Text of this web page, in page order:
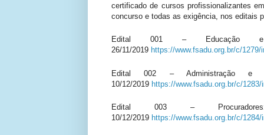
certificado de cursos profissionalizantes
concurso e todas as exigência, nos editais
Edital 001 – Educação e
26/11/2019 https://www.fsadu.org.br/c/1279/
Edital 002 – Administração e
10/12/2019 https://www.fsadu.org.br/c/1283/
Edital 003 –
10/12/2019 https://www.fsadu.org.br/c/1284/